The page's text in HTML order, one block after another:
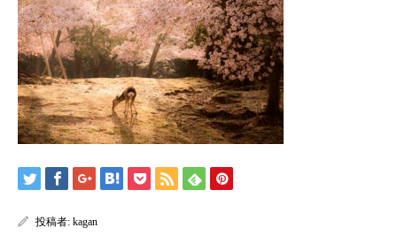
投稿者: kagan